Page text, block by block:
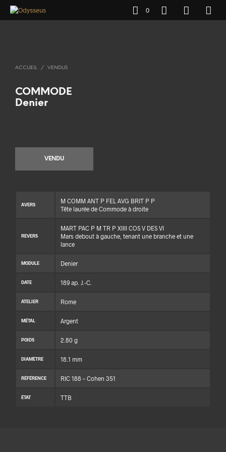
0
ACCUEIL / VENDUS
COMMODE
Denier
VENDU
AVERS
M COMM ANT P FEL AVG BRIT P P
Tête laurée de Commode à droite
REVERS
MART PAC P M TR P XIIII COS V DES VI
Mars debout à gauche, tenant une branche et une
lance
MODULE Denier
DATE 189 ap. J.-C.
ATELIER Rome
MÉTAL Argent
POIDS 2.80 g
DIAMÈTRE 18.1 mm
RÉFÉRENCE RIC 188 – Cohen 351
ÉTAT TTB